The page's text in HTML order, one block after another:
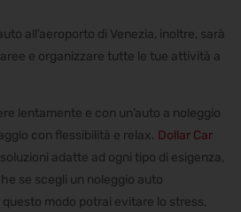
all’aeroporto di Venezia, inoltre, sarà
e organizzare tutte le tue attività a
lentamente e con un’auto a noleggio
con flessibilità e relax. Dollar Car
adatte ad ogni tipo di esigenza,
se scegli un noleggio auto
questo modo potrai evitare lo stress,